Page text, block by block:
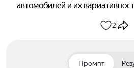
автомобилей и их
2
Промпт